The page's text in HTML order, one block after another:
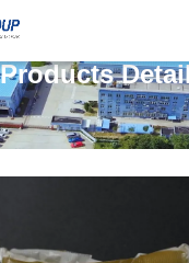
Products